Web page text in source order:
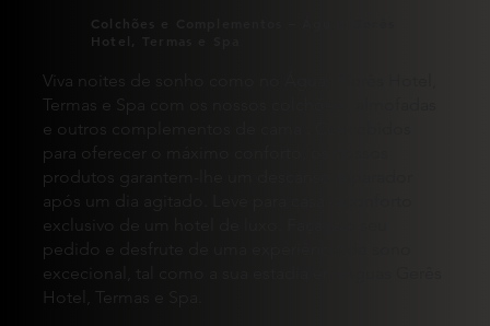
Colchões e Complementos – Águas Gerês
Hotel, Termas e Spa
Viva noites de sonho como no Águas Gerês Hotel,
Termas e Spa com os nossos colchões , almofadas
e outros complementos de cama . Concebidos
para oferecer o máximo conforto, os nossos
produtos garantem-lhe um descanso reparador
após um dia agitado. Leve para casa o conforto
exclusivo de um hotel de luxo. Faça já o seu
pedido e desfrute de uma experiência de sono
excecional, tal como a sua estadia em Águas Gerês
Hotel, Termas e Spa.